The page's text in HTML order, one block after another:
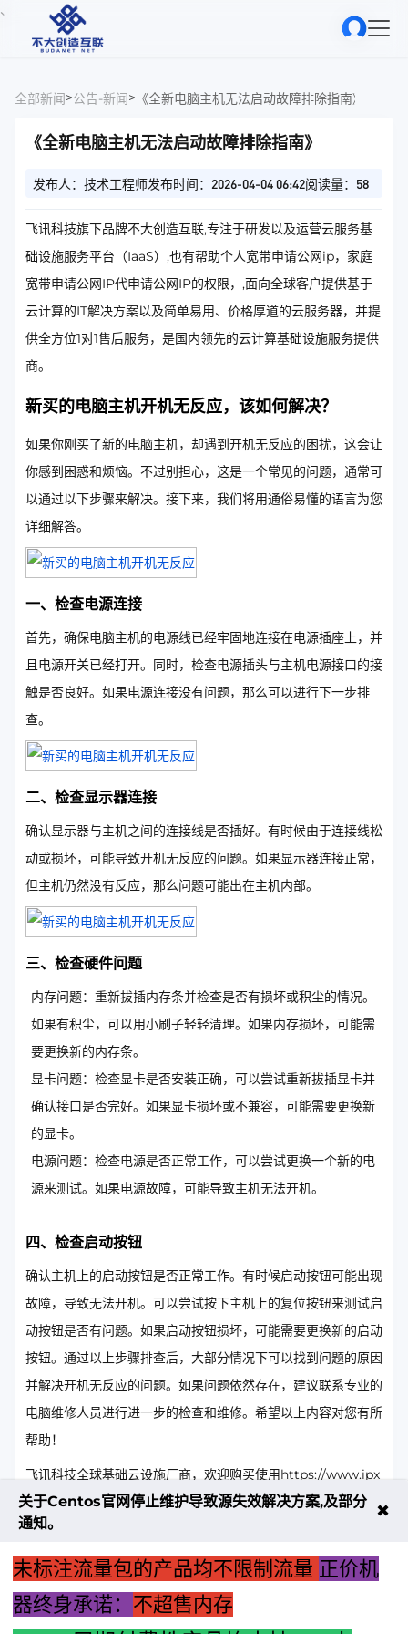
、
全部新闻>公告-新闻> 《全新电脑主机无法启动故障排除指南》
《全新电脑主机无法启动故障排除指南》
发布人：技术工程师发布时间：2026-04-04 06:42阅读量：58
飞讯科技旗下品牌不大创造互联,专注于研发以及运营云服务基
础设施服务平台（IaaS）,也有帮助个人宽带申请公网ip，家庭
宽带申请公网IP代申请公网IP的权限，,面向全球客户提供基于
云计算的IT解决方案以及简单易用、价格厚道的云服务器，并提
供全方位1对1售后服务，是国内领先的云计算基础设施服务提供
商。
新买的电脑主机开机无反应，该如何解决？
如果你刚买了新的电脑主机，却遇到开机无反应的困扰，这会让
你感到困惑和烦恼。不过别担心，这是一个常见的问题，通常可
以通过以下步骤来解决。接下来，我们将用通俗易懂的语言为您
详细解答。
一、检查电源连接
首先，确保电脑主机的电源线已经牢固地连接在电源插座上，并
且电源开关已经打开。同时，检查电源插头与主机电源接口的接
触是否良好。如果电源连接没有问题，那么可以进行下一步排
查。
二、检查显示器连接
确认显示器与主机之间的连接线是否插好。有时候由于连接线松
动或损坏，可能导致开机无反应的问题。如果显示器连接正常，
但主机仍然没有反应，那么问题可能出在主机内部。
三、检查硬件问题
内存问题：重新拔插内存条并检查是否有损坏或积尘的情况。
如果有积尘，可以用小刷子轻轻清理。如果内存损坏，可能需
要更换新的内存条。
显卡问题：检查显卡是否安装正确，可以尝试重新拔插显卡并
确认接口是否完好。如果显卡损坏或不兼容，可能需要更换新
的显卡。
电源问题：检查电源是否正常工作，可以尝试更换一个新的电
源来测试。如果电源故障，可能导致主机无法开机。
四、检查启动按钮
确认主机上的启动按钮是否正常工作。有时候启动按钮可能出现
故障，导致无法开机。可以尝试按下主机上的复位按钮来测试启
动按钮是否有问题。如果启动按钮损坏，可能需要更换新的启动
按钮。通过以上步骤排查后，大部分情况下可以找到问题的原因
并解决开机无反应的问题。如果问题依然存在，建议联系专业的
电脑维修人员进行进一步的检查和维修。希望以上内容对您有所
帮助！
飞讯科技全球基础云设施厂商，欢迎购买使用https://www.ipx
r.cn/cart 直达购买页面
文章
标
签：
电脑
开机
时屏
幕无
电脑显示屏电源灯一
直在闪烁是什么问
题？如何解决？ 关
于开机无反应的问题
除了上述提
到的检查电
源连接和硬
件问题外
还有其他可能
的原因吗？例
关于Centos官网停止维护导致源失效解决方案,及部分
通知。
✖
未标注流量包的产品均不限制流量 正价机
器终身承诺： 不超售内存